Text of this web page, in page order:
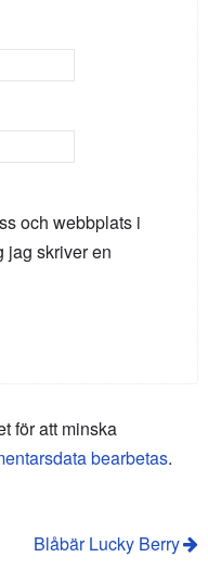
och webbplats i
jag skriver en
för att minska
bearbetas.
Blåbär Lucky Berry